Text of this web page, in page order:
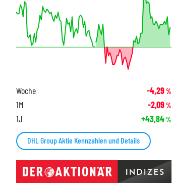
Woche -4,29%
1M -2,09%
1J +43,84%
DHL Group Aktie Kennzahlen und Details